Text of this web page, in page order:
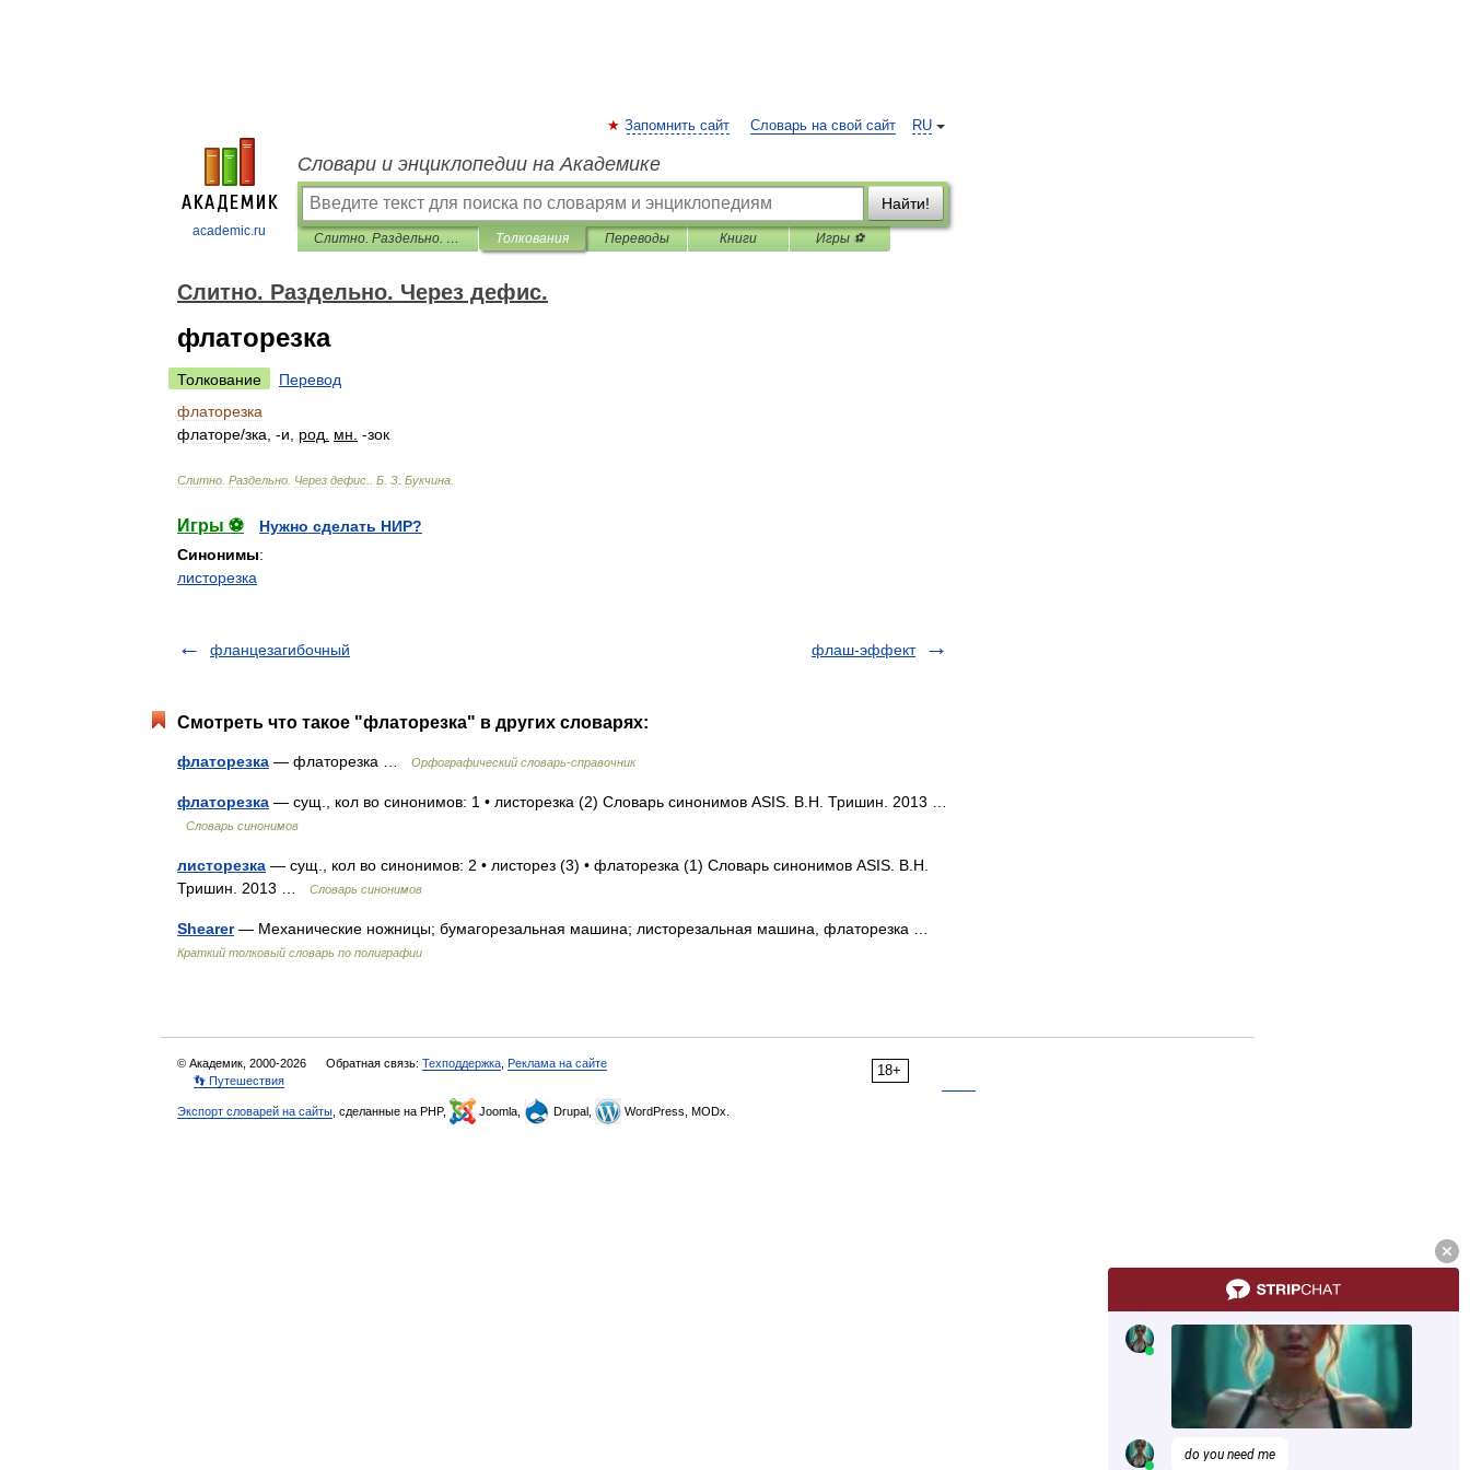
academic.ru
RU
Запомнить сайт Словарь на свой сайт
Словари и энциклопедии на Академике
Найти!
Слитно. Раздельно. Через дефис. Толкования Переводы Книги Игры ⚽
Слитно. Раздельно. Через дефис.
флаторезка
Толкование
Перевод
флаторезка
флаторе/зка , -и род мн -зок
Слитно Раздельно Через дефис Б З Букчина
Игры ⚽
Нужно сделать НИР?
Синонимы:
листорезка
фланцезагибочный флаш-эффект
Смотреть что такое "флаторезка" в других словарях:
флаторезка — флаторезка … Орфографический словарь-справочник
флаторезка — сущ., кол во синонимов: 1 • листорезка (2) Словарь синонимов ASIS. В.Н. Тришин. 2013 …
Словарь синонимов
листорезка — сущ., кол во синонимов: 2 • листорез (3) • флаторезка (1) Словарь синонимов ASIS. В.Н.
Тришин. 2013 …
Словарь синонимов
Shearer— Механические ножницы; бумагорезальная машина; листорезальная машина, флаторезка …
Краткий толковый словарь по полиграфии
18+
© Академик, 2000-2026 Обратная связь: Техподдержка Реклама на сайте
👣 Путешествия
Экспорт словарей на сайты , сделанные на PHP, Joomla, Drupal, WordPress, MODx.